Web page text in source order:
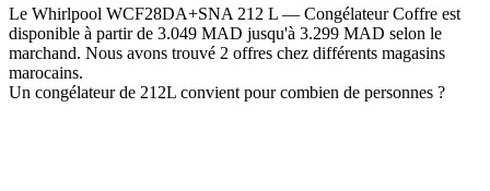
Le Whirlpool WCF28DA+SNA 212 L — Congélateur Coffre est
disponible à partir de 3.049 MAD jusqu'à 3.299 MAD selon le
marchand. Nous avons trouvé 2 offres chez différents magasins
marocains.
Un congélateur de 212L convient pour combien de personnes ?